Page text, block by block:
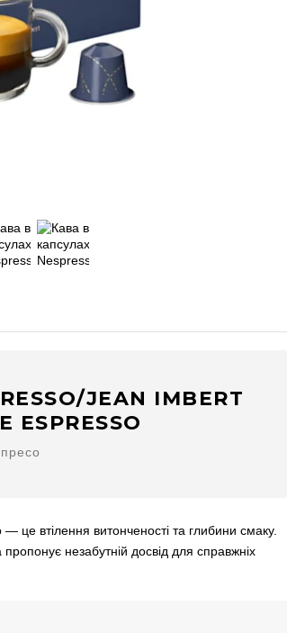
JEAN IMBERT
ESPRESSO
втілення витонченості та глибини смаку.
незабутній досвід для справжніх